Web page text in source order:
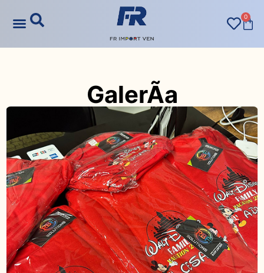
0
GalerÃ­a